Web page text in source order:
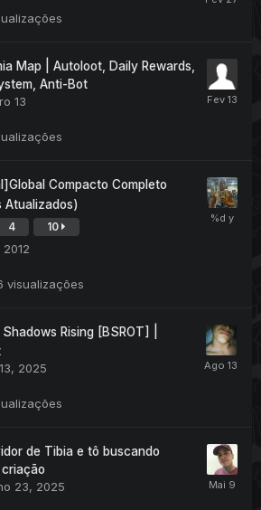
Map | Autoloot, Daily Rewards,
Anti-Bot
13
Compacto Completo
Atualizados)
4 10
2012
visualizações
Rising [BSROT] |
2025
de Tibia e tô buscando
23, 2025